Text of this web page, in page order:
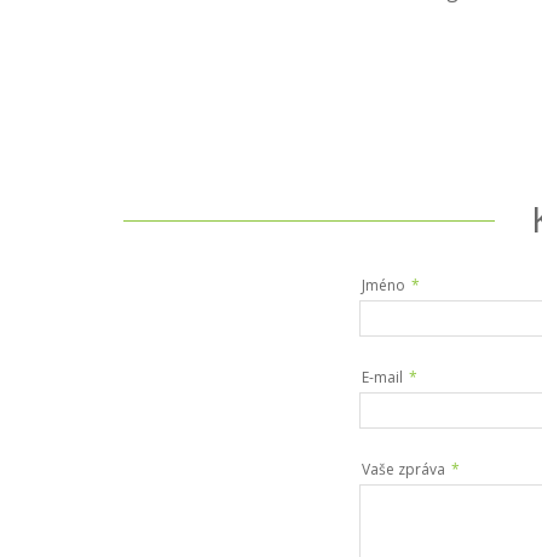
Jméno *
E-mail *
Vaše zpráva *